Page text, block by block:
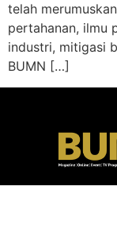
telah
pertahanan, ilmu
industri, mitigasi
BUMN […]